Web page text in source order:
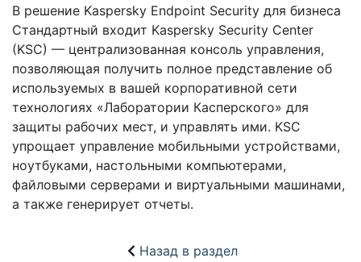
В решение Kaspersky Endpoint Security для бизнеса
Стандартный входит Kaspersky Security Center
(KSC) — централизованная консоль управления,
позволяющая получить полное представление об
используемых в вашей корпоративной сети
технологиях «Лаборатории Касперского» для
защиты рабочих мест, и управлять ими. KSC
упрощает управление мобильными устройствами,
ноутбуками, настольными компьютерами,
файловыми серверами и виртуальными машинами,
а также генерирует отчеты.
Назад в раздел